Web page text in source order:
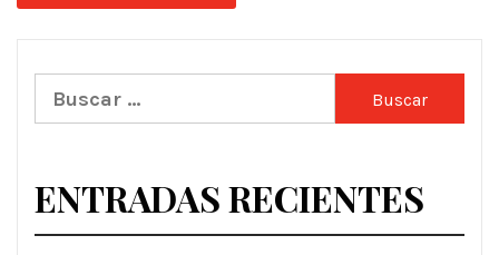
Buscar:
ENTRADAS RECIENTES